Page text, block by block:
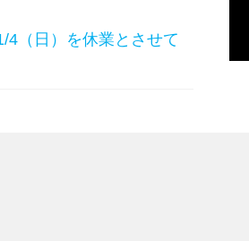
4（日）を休業とさせて